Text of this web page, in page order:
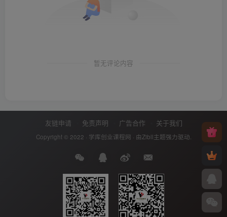
暂无评论内容
友链申请 免责声明 广告合作 关于我们
Copyright © 2022 · 学库创业课程网 · 由Zibll主题强力驱动.